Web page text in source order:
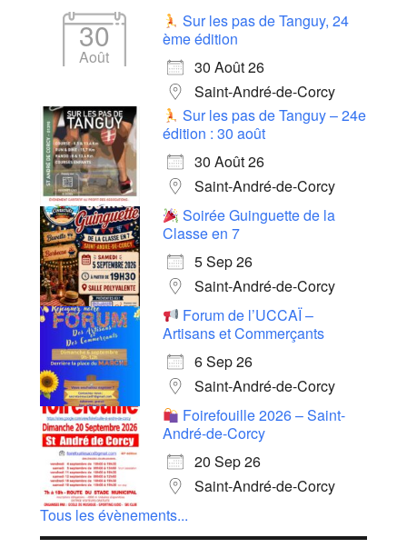
30
Août
Sur les pas de Tanguy, 24
ème édition
30 Août 26
Saint-André-de-Corcy
Sur les pas de Tanguy – 24e
édition : 30 août
30 Août 26
Saint-André-de-Corcy
Soirée Guinguette de la
Classe en 7
5 Sep 26
Saint-André-de-Corcy
Forum de l’UCCAÏ –
Artisans et Commerçants
6 Sep 26
Saint-André-de-Corcy
Foirefouille 2026 – Saint-
André-de-Corcy
20 Sep 26
Saint-André-de-Corcy
Tous les évènements...